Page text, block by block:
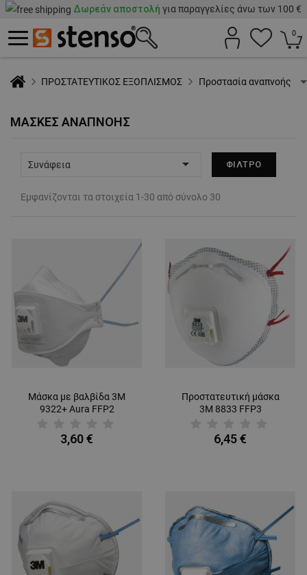
Δωρεάν αποστολή για παραγγελίες άνω των 100 €
0
ΠΡΟΣΤΑΤΕΥΤΙΚΟΣ ΕΞΟΠΛΙΣΜΟΣ Προστασία αναπνοής
ΜΆΣΚΕΣ ΑΝΑΠΝΟΉΣ
Συνάφεια  ΦΊΛΤΡΟ
Εμφανίζονται τα στοιχεία 1-30 από σύνολο 30
Μάσκα με βαλβίδα 3M
9322+ Aura FFP2
3,60 €
Προστατευτική μάσκα
3M 8833 FFP3
6,45 €